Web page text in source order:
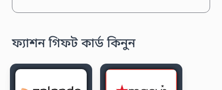
ফ্যাশন গিফট কার্ড কিনুন